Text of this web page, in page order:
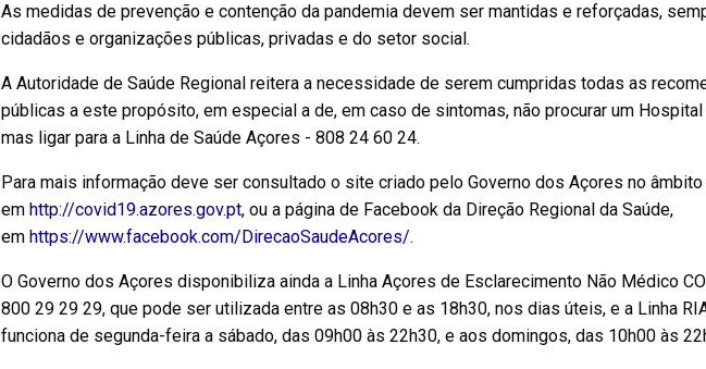
As medidas de prevenção e contenção da pandemia devem ser mantidas e reforçadas,
cidadãos e organizações públicas, privadas e do setor social.
A Autoridade de Saúde Regional reitera a necessidade de serem cumpridas todas as
públicas a este propósito, em especial a de, em caso de sintomas, não procurar um Hospital
mas ligar para a Linha de Saúde Açores - 808 24 60 24.
Para mais informação deve ser consultado o site criado pelo Governo dos Açores no âmbito
em http://covid19.azores.gov.pt, ou a página de Facebook da Direção Regional da Saúde,
em https://www.facebook.com/DirecaoSaudeAcores/.
O Governo dos Açores disponibiliza ainda a Linha Açores de Esclarecimento Não Médico
800 29 29 29, que pode ser utilizada entre as 08h30 e as 18h30, nos dias úteis, e a Linha
funciona de segunda-feira a sábado, das 09h00 às 22h30, e aos domingos, das 10h00 às